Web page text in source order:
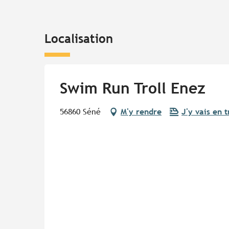
Localisation
Swim Run Troll Enez
56860 Séné M'y rendre J'y vais en